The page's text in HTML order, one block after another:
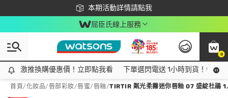
本期活動詳情請點我
下載app最高回饋$350
屈臣氏線上服務
0
激推換購優惠價！立即點我看
激推換購優惠價！立即點我看 下單選閃電送 1小時到貨！領神
首頁/化妝品/唇部彩妝/唇蜜/唇釉/TIRTIR 粼光柔霧迷你唇釉 07 盛綻杜鵑